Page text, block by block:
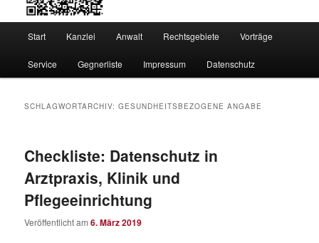
Start Kanzlei Anwalt Rechtsgebiete Vorträge
Service Gegnerliste Impressum Datenschutz
SCHLAGWORTARCHIV:GESUNDHEITSBEZOGENE ANGABE
Checkliste: Datenschutz in
Arztpraxis, Klinik und
Pflegeeinrichtung
Veröffentlicht am6. März 2019